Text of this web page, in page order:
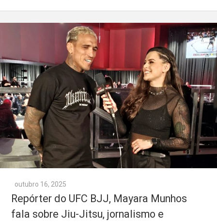
outubro 16, 2025
Repórter do UFC BJJ, Mayara Munhos
fala sobre Jiu-Jitsu, jornalismo e